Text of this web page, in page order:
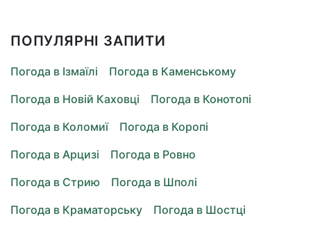
ПОПУЛЯРНІ ЗАПИТИ
Погода в Ізмаїлі
Погода в Каменському
Погода в Новій Каховці
Погода в Конотопі
Погода в Коломиї
Погода в Коропі
Погода в Арцизі
Погода в Ровно
Погода в Стрию
Погода в Шполі
Погода в Краматорську
Погода в Шостці